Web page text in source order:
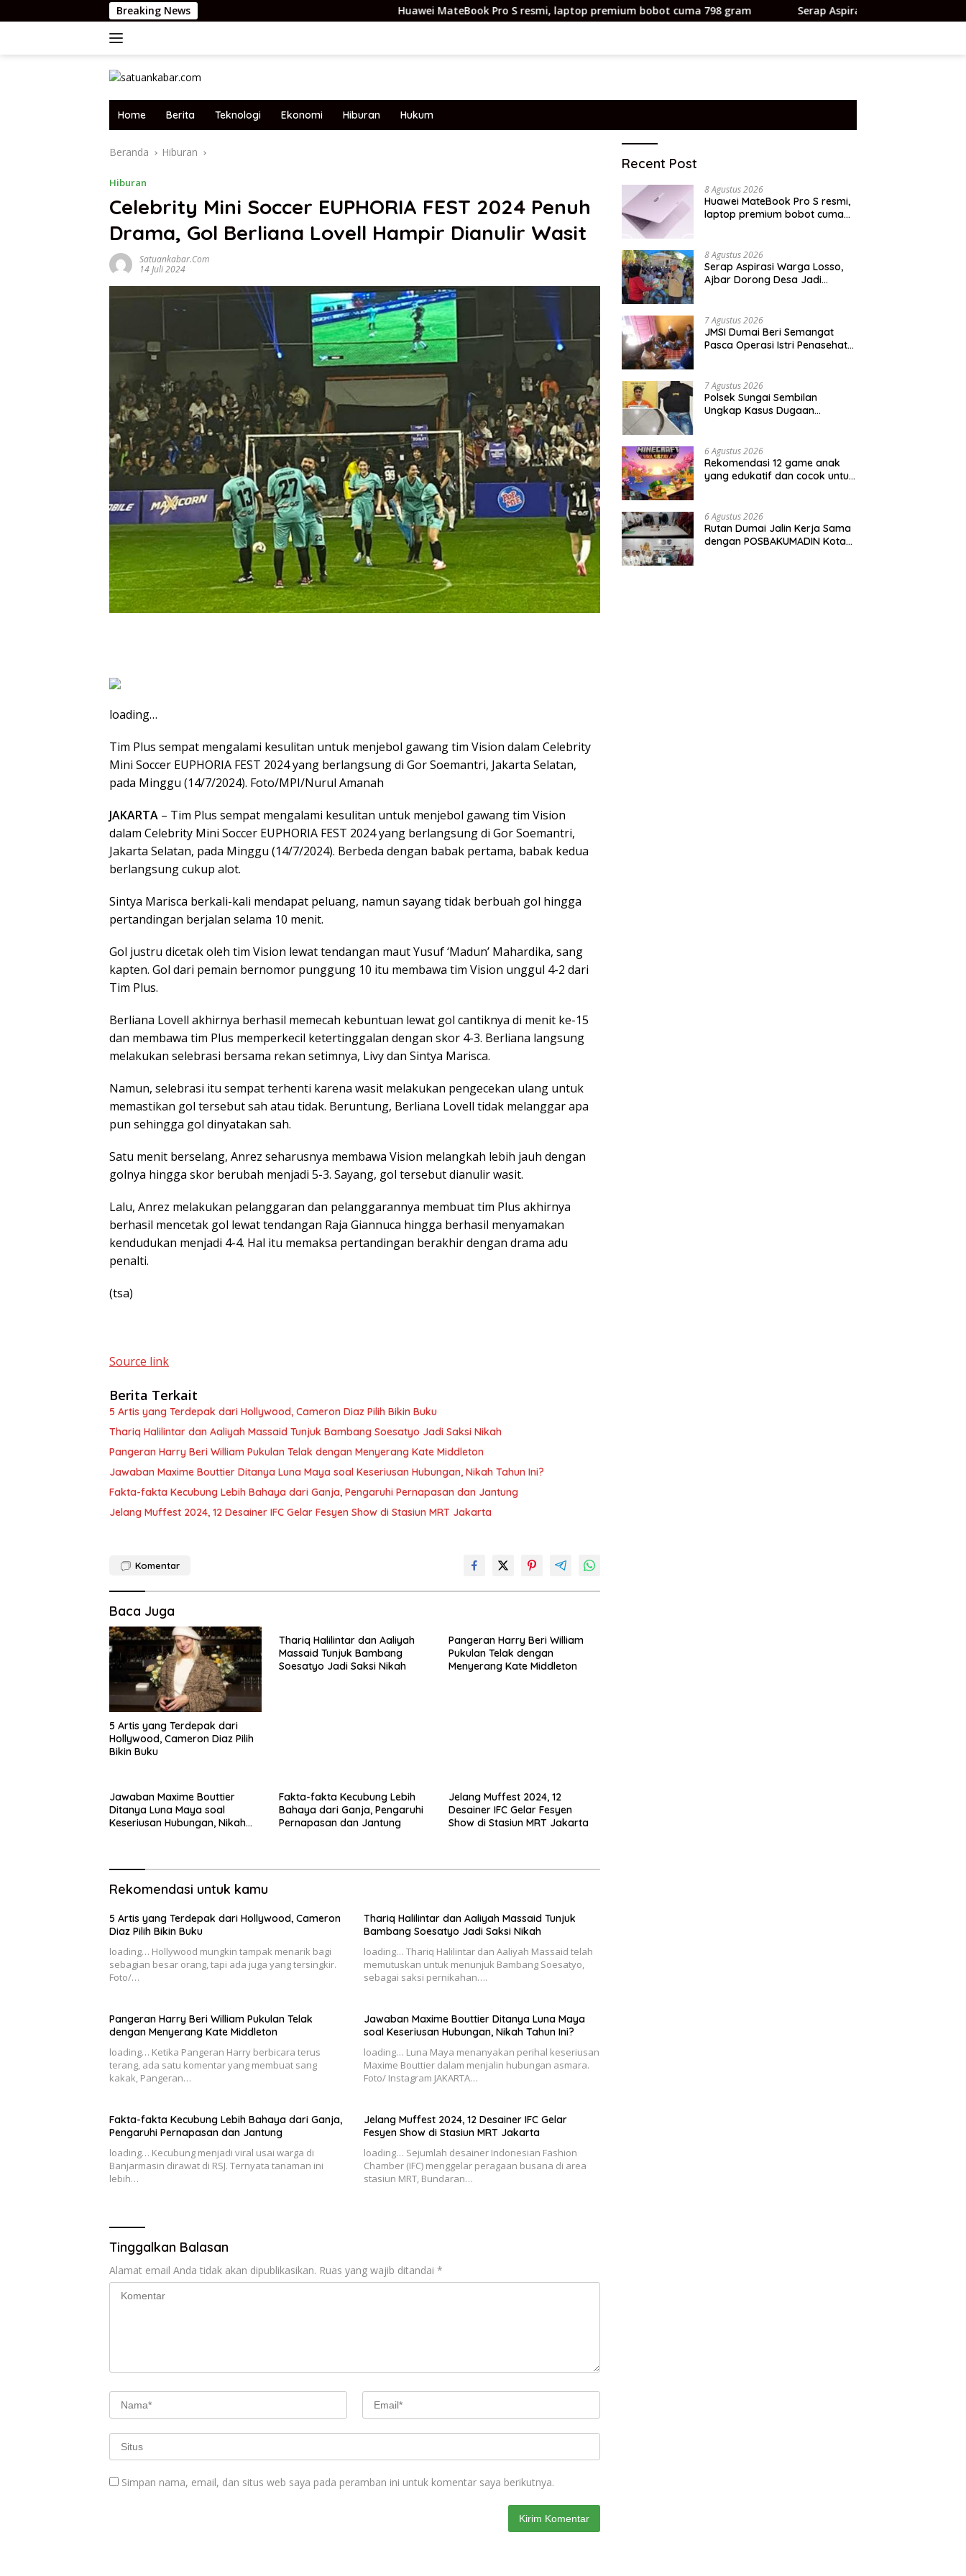
ke
Breaking News Huawei MateBook Pro S resmi, laptop premium bobot cuma 798 gram Serap Aspirasi Warga Losso, Ajbar Dorong
Home Berita Teknologi Ekonomi Hiburan Hukum
Beranda Hiburan
Hiburan
Celebrity Mini Soccer EUPHORIA FEST 2024 Penuh
Drama, Gol Berliana Lovell Hampir Dianulir Wasit
Satuankabar.com
14 Juli 2024
loading…
Tim Plus sempat mengalami kesulitan untuk menjebol gawang tim Vision dalam Celebrity
Mini Soccer EUPHORIA FEST 2024 yang berlangsung di Gor Soemantri, Jakarta Selatan,
pada Minggu (14/7/2024). Foto/MPI/Nurul Amanah
JAKARTA – Tim Plus sempat mengalami kesulitan untuk menjebol gawang tim Vision
dalam Celebrity Mini Soccer EUPHORIA FEST 2024 yang berlangsung di Gor Soemantri,
Jakarta Selatan, pada Minggu (14/7/2024). Berbeda dengan babak pertama, babak kedua
berlangsung cukup alot.
Sintya Marisca berkali-kali mendapat peluang, namun sayang tidak berbuah gol hingga
pertandingan berjalan selama 10 menit.
Gol justru dicetak oleh tim Vision lewat tendangan maut Yusuf ‘Madun’ Mahardika, sang
kapten. Gol dari pemain bernomor punggung 10 itu membawa tim Vision unggul 4-2 dari
Tim Plus.
Berliana Lovell akhirnya berhasil memecah kebuntuan lewat gol cantiknya di menit ke-15
dan membawa tim Plus memperkecil ketertinggalan dengan skor 4-3. Berliana langsung
melakukan selebrasi bersama rekan setimnya, Livy dan Sintya Marisca.
Namun, selebrasi itu sempat terhenti karena wasit melakukan pengecekan ulang untuk
memastikan gol tersebut sah atau tidak. Beruntung, Berliana Lovell tidak melanggar apa
pun sehingga gol dinyatakan sah.
Satu menit berselang, Anrez seharusnya membawa Vision melangkah lebih jauh dengan
golnya hingga skor berubah menjadi 5-3. Sayang, gol tersebut dianulir wasit.
Lalu, Anrez melakukan pelanggaran dan pelanggarannya membuat tim Plus akhirnya
berhasil mencetak gol lewat tendangan Raja Giannuca hingga berhasil menyamakan
kendudukan menjadi 4-4. Hal itu memaksa pertandingan berakhir dengan drama adu
penalti.
(tsa)
Source link
Berita Terkait
5 Artis yang Terdepak dari Hollywood, Cameron Diaz Pilih Bikin Buku
Thariq Halilintar dan Aaliyah Massaid Tunjuk Bambang Soesatyo Jadi Saksi Nikah
Pangeran Harry Beri William Pukulan Telak dengan Menyerang Kate Middleton
Jawaban Maxime Bouttier Ditanya Luna Maya soal Keseriusan Hubungan, Nikah Tahun Ini?
Fakta-fakta Kecubung Lebih Bahaya dari Ganja, Pengaruhi Pernapasan dan Jantung
Jelang Muffest 2024, 12 Desainer IFC Gelar Fesyen Show di Stasiun MRT Jakarta
Komentar
Baca Juga
5 Artis yang Terdepak dari
Hollywood, Cameron Diaz Pilih
Bikin Buku
Thariq Halilintar dan Aaliyah
Massaid Tunjuk Bambang
Soesatyo Jadi Saksi Nikah
Pangeran Harry Beri William
Pukulan Telak dengan
Menyerang Kate Middleton
Jawaban Maxime Bouttier
Ditanya Luna Maya soal
Keseriusan Hubungan, Nikah
Fakta-fakta Kecubung Lebih
Bahaya dari Ganja, Pengaruhi
Pernapasan dan Jantung
Jelang Muffest 2024, 12
Desainer IFC Gelar Fesyen
Show di Stasiun MRT Jakarta
Rekomendasi untuk kamu
5 Artis yang Terdepak dari Hollywood, Cameron
Diaz Pilih Bikin Buku
loading… Hollywood mungkin tampak menarik bagi
sebagian besar orang, tapi ada juga yang tersingkir.
Foto/…
Thariq Halilintar dan Aaliyah Massaid Tunjuk
Bambang Soesatyo Jadi Saksi Nikah
loading… Thariq Halilintar dan Aaliyah Massaid telah
memutuskan untuk menunjuk Bambang Soesatyo,
sebagai saksi pernikahan….
Pangeran Harry Beri William Pukulan Telak
dengan Menyerang Kate Middleton
loading… Ketika Pangeran Harry berbicara terus
terang, ada satu komentar yang membuat sang
kakak, Pangeran…
Jawaban Maxime Bouttier Ditanya Luna Maya
soal Keseriusan Hubungan, Nikah Tahun Ini?
loading… Luna Maya menanyakan perihal keseriusan
Maxime Bouttier dalam menjalin hubungan asmara.
Foto/ Instagram JAKARTA…
Fakta-fakta Kecubung Lebih Bahaya dari Ganja,
Pengaruhi Pernapasan dan Jantung
loading… Kecubung menjadi viral usai warga di
Banjarmasin dirawat di RSJ. Ternyata tanaman ini
lebih…
Jelang Muffest 2024, 12 Desainer IFC Gelar
Fesyen Show di Stasiun MRT Jakarta
loading… Sejumlah desainer Indonesian Fashion
Chamber (IFC) menggelar peragaan busana di area
stasiun MRT, Bundaran…
Tinggalkan Balasan
Alamat email Anda tidak akan dipublikasikan. Ruas yang wajib ditandai *
Simpan nama, email, dan situs web saya pada peramban ini untuk komentar saya berikutnya.
Recent Post
8 Agustus 2026
Huawei MateBook Pro S resmi,
laptop premium bobot cuma
8 Agustus 2026
Serap Aspirasi Warga Losso,
Ajbar Dorong Desa Jadi
7 Agustus 2026
JMSI Dumai Beri Semangat
Pasca Operasi Istri Penasehat
7 Agustus 2026
Polsek Sungai Sembilan
Ungkap Kasus Dugaan
Berhasil Diamankan
6 Agustus 2026
Rekomendasi 12 game anak
yang edukatif dan cocok untuk
6 Agustus 2026
Rutan Dumai Jalin Kerja Sama
dengan POSBAKUMADIN Kota